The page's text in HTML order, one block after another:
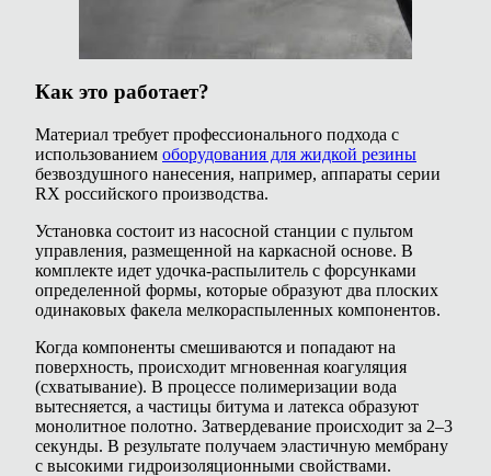
Как это работает?
Материал требует профессионального подхода с
использованием оборудования для жидкой резины
безвоздушного нанесения, например, аппараты серии
RX российского производства.
Установка состоит из насосной станции с пультом
управления, размещенной на каркасной основе. В
комплекте идет удочка-распылитель с форсунками
определенной формы, которые образуют два плоских
одинаковых факела мелкораспыленных компонентов.
Когда компоненты смешиваются и попадают на
поверхность, происходит мгновенная коагуляция
(схватывание). В процессе полимеризации вода
вытесняется, а частицы битума и латекса образуют
монолитное полотно. Затвердевание происходит за 2–3
секунды. В результате получаем эластичную мембрану
с высокими гидроизоляционными свойствами.